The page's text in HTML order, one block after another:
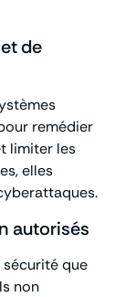
de
remédier
limiter les
elles
autorisés
sécurité que
non